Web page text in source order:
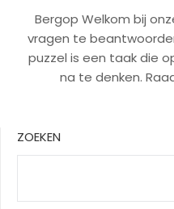
Bergop Welkom bij
vragen te
puzzel is een taak die
na te denken.
ZOEKEN